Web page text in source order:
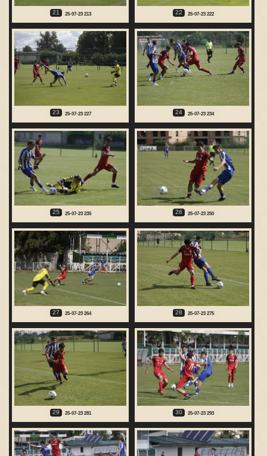
21 25-07-23 213 22 25-07-23 222
23 25-07-23 227 24 25-07-23 234
25 25-07-23 235 26 25-07-23 250
27 25-07-23 264 28 25-07-23 275
29 25-07-23 281 30 25-07-23 293